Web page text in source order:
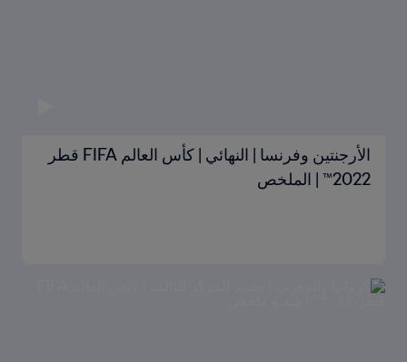
الأرجنتين وفرنسا | النهائي | كأس العالم FIFA قطر
2022™ | الملخص